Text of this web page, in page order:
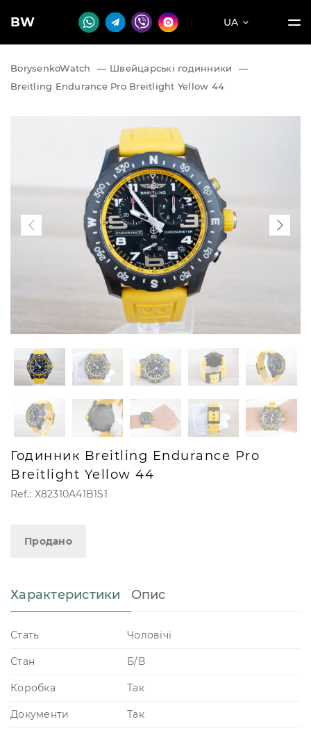
BW UA
BorysenkoWatch — Швейцарські годинники
—
Breitling Endurance Pro Breitlight Yellow 44
Годинник Breitling Endurance Pro
Breitlight Yellow 44
Ref.: X82310A41B1S1
Продано
Характеристики Опис
Стать Чоловічі
Стан Б/В
Коробка Так
Документи Так